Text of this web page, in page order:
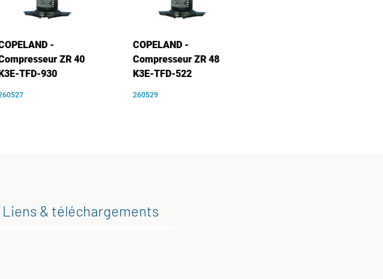
-
ZR 40
TFD-930
COPELAND -
Compresseur ZR 48
K3E-TFD-522
260529
Liens & téléchargements